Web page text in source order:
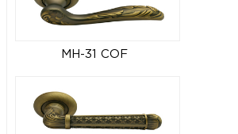
MH-31 COF